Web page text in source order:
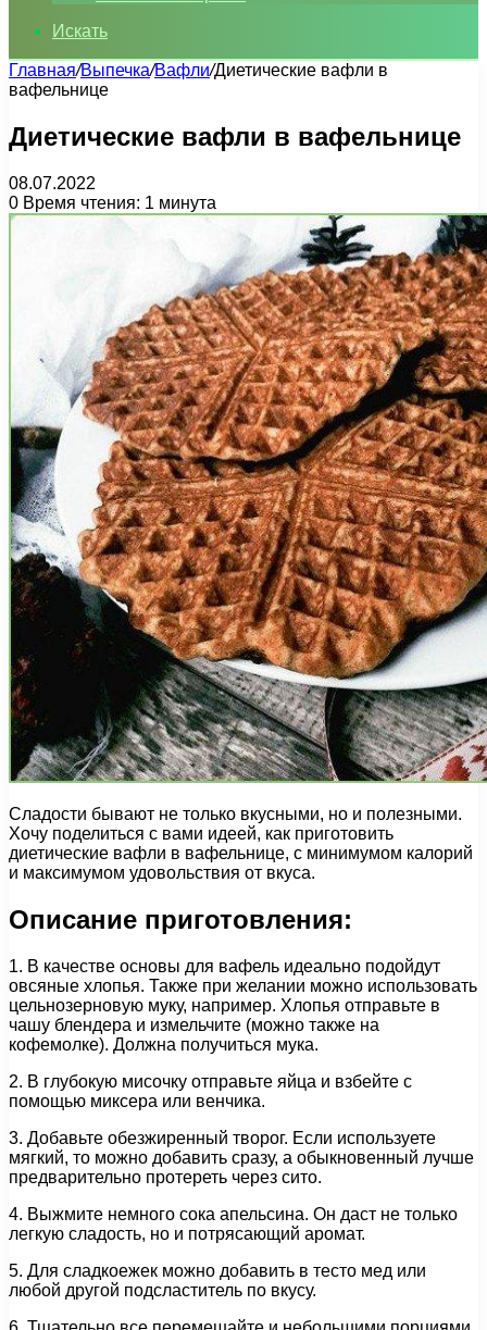
Искать
Главная/Выпечка/Вафли/Диетические вафли в
вафельнице
Диетические вафли в вафельнице
08.07.2022
0 Время чтения: 1 минута
Сладости бывают не только вкусными, но и полезными.
Хочу поделиться с вами идеей, как приготовить
диетические вафли в вафельнице, с минимумом калорий
и максимумом удовольствия от вкуса.
Описание приготовления:
1. В качестве основы для вафель идеально подойдут
овсяные хлопья. Также при желании можно использовать
цельнозерновую муку, например. Хлопья отправьте в
чашу блендера и измельчите (можно также на
кофемолке). Должна получиться мука.
2. В глубокую мисочку отправьте яйца и взбейте с
помощью миксера или венчика.
3. Добавьте обезжиренный творог. Если используете
мягкий, то можно добавить сразу, а обыкновенный лучше
предварительно протереть через сито.
4. Выжмите немного сока апельсина. Он даст не только
легкую сладость, но и потрясающий аромат.
5. Для сладкоежек можно добавить в тесто мед или
любой другой подсластитель по вкусу.